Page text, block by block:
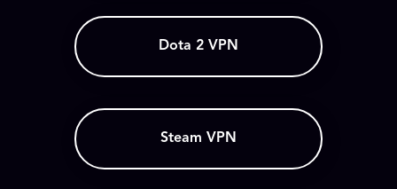
Dota 2 VPN
Steam VPN